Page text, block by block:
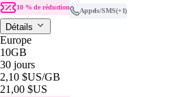
10 % de réduction Appels/SMS(+1)
Détails
Europe
10GB
30 jours
2,10 $US/GB
21,00 $US